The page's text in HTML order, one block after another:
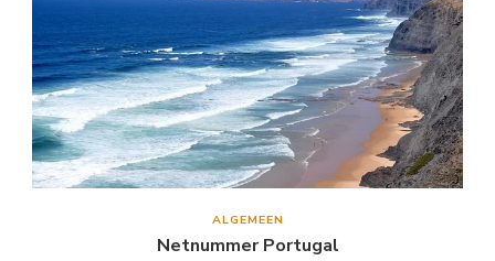
ALGEMEEN
Netnummer Portugal